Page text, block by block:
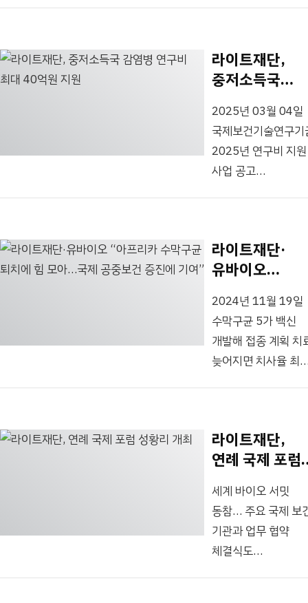
주도한 이번 워크샵
기업들이 연사로 참
보건 형평성을 위한
백신 개발 현황과
중저소득국과의 다
Foundation, 이하
‘라이트재단’)이 중
제품개발연구비를
지원 규모는 한 과
40억 원이며, 모집
2025년 3월 10일
2025년 4월 14일
바이오 R&D 기술을
외 기업이 모두 참여
가능하다....
라이트재단,
중저소득국
최대 40억원
지원
2025년 03월 04일
국제보건기술연구기
2025년 연구비 지원
사업 공고
Global Health
Technology
라이트재단)은
중저소득국의 감염병
예방 및 관리에 대한
제품개발연구비를
지원한다고 4일
한 과제당 최대
40억원이다. 모집
기간은 오는 10일부
4월 14일 오전 10시
(한국 시간 기준)
까지다. 제약·바이오
R&D 기술을 가진
라이트재단·
유바이오
수막구균 퇴치
힘 모아…국제
공중보건 증진
기여”
2024년 11월 19일
수막구균 5가 백신
개발해 접종 계획 치
늦어지면 치사율 최
(왼쪽부터)라이트재
대표, 쇼넷 윌슨
프로젝트 담당, 백영
유바이오로직스 대
리차드 고든 SAMRC
국제사업개발국장이
송도컨벤시아에서
라이트재단,
연례 국제 포럼
세계 바이오 서밋
동참… 주요 국제 보
기관과 업무 협약
체결식도